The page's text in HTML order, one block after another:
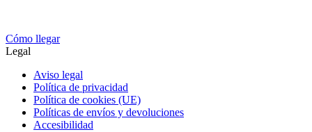
Cómo llegar
Legal
Aviso legal
Política de privacidad
Política de cookies (UE)
Políticas de envíos y devoluciones
Accesibilidad